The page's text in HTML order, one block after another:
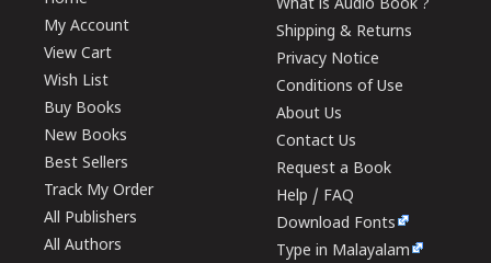
My Account
View Cart
Wish List
Buy Books
New Books
Best Sellers
Track My Order
All Publishers
All Authors
What is Audio Book ?
Shipping & Returns
Privacy Notice
Conditions of Use
About Us
Contact Us
Request a Book
Help / FAQ
Download Fonts
Type in Malayalam